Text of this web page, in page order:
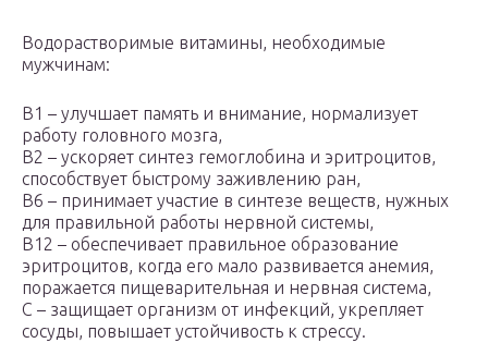
Водорастворимые витамины, необходимые
мужчинам:
В1 – улучшает память и внимание, нормализует
работу головного мозга,
В2 – ускоряет синтез гемоглобина и эритроцитов,
способствует быстрому заживлению ран,
В6 – принимает участие в синтезе веществ, нужных
для правильной работы нервной системы,
В12 – обеспечивает правильное образование
эритроцитов, когда его мало развивается анемия,
поражается пищеварительная и нервная система,
С – защищает организм от инфекций, укрепляет
сосуды, повышает устойчивость к стрессу.